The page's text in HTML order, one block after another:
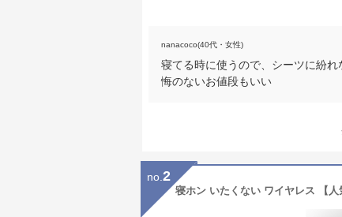
nanacoco(40代・女性)
寝てる時に使うので、シーツに紛
悔のないお値段もいい
no. 2